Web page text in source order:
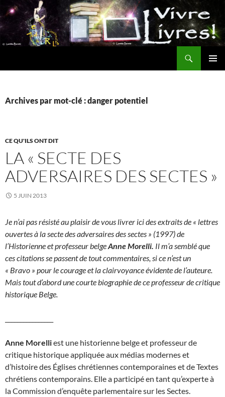
Aller
au
contenu
Archives par mot-clé : danger potentiel
CE QU'ILS ONT DIT
LA « SECTE DES
ADVERSAIRES DES SECTES »
5 JUIN 2013
Je n’ai pas résisté au plaisir de vous livrer ici des extraits de « lettres
ouvertes à la secte des adversaires des sectes » (1997) de
l’Historienne et professeur belgeAnne Morelli. Il m’a semblé que
ces citations se passent de tout commentaires, si ce n’est un
« Bravo » pour le courage et la clairvoyance évidente de l’auteure.
Mais tout d’abord une courte biographie de ce professeur de critique
historique Belge.
Anne Morelliest une historienne belge et professeur de
critique historique appliquée aux médias modernes et
d’histoire des Églises chrétiennes contemporaines et de Textes
chrétiens contemporains. Elle a participé en tant qu’experte à
la Commission d’enquête parlementaire sur les Sectes.